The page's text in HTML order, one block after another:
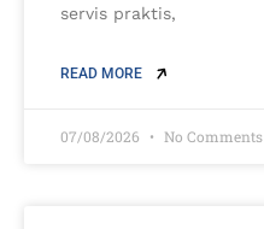
servis praktis,
READ MORE
07/08/2026 No Comments